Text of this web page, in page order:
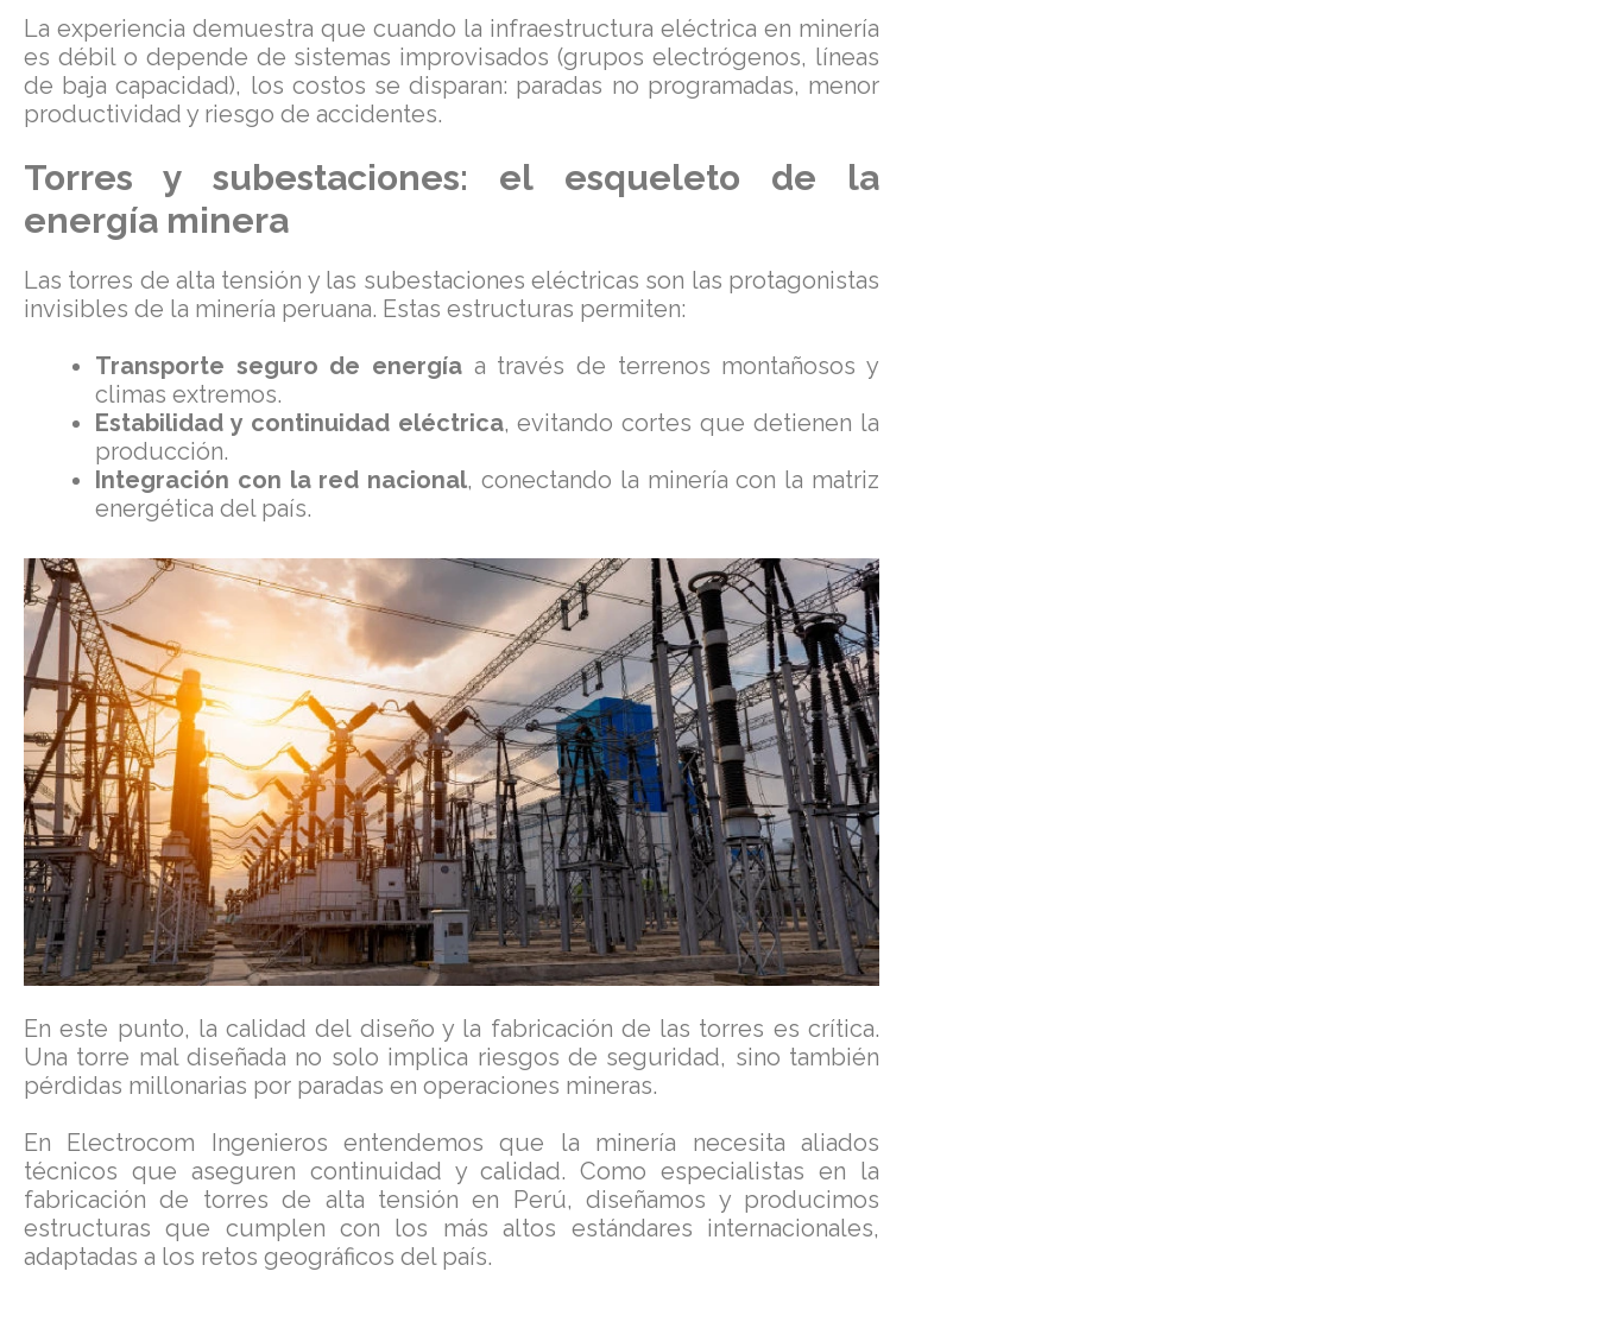
La experiencia demuestra que cuando la infraestructura eléctrica en minería
es débil o depende de sistemas improvisados (grupos electrógenos, líneas
de baja capacidad), los costos se disparan: paradas no programadas, menor
productividad y riesgo de accidentes.
Torres y subestaciones: el esqueleto de la
energía minera
Las torres de alta tensión y las subestaciones eléctricas son las protagonistas
invisibles de la minería peruana. Estas estructuras permiten:
Transporte seguro de energía a través de terrenos montañosos y
climas extremos.
Estabilidad y continuidad eléctrica, evitando cortes que detienen la
producción.
Integración con la red nacional, conectando la minería con la matriz
energética del país.
En este punto, la calidad del diseño y la fabricación de las torres es crítica.
Una torre mal diseñada no solo implica riesgos de seguridad, sino también
pérdidas millonarias por paradas en operaciones mineras.
En Electrocom Ingenieros entendemos que la minería necesita aliados
técnicos que aseguren continuidad y calidad. Como especialistas en la
fabricación de torres de alta tensión en Perú, diseñamos y producimos
estructuras que cumplen con los más altos estándares internacionales,
adaptadas a los retos geográficos del país.